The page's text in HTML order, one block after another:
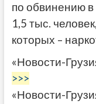
по обвинению
1,5 тыс.
которых –
«Новости-
>>>
«Новости-